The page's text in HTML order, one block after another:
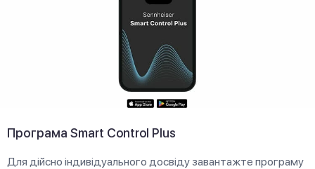
Програма Smart Control Plus
Для дійсно індивідуального досвіду завантажте програму